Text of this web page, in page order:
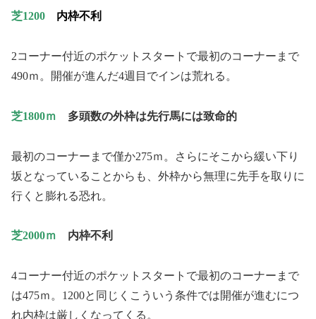
芝1200 内枠不利
2コーナー付近のポケットスタートで最初のコーナーまで
490ｍ。開催が進んだ4週目でインは荒れる。
芝1800ｍ 多頭数の外枠は先行馬には致命的
最初のコーナーまで僅か275ｍ。さらにそこから緩い下り
坂となっていることからも、外枠から無理に先手を取りに
行くと膨れる恐れ。
芝2000ｍ 内枠不利
4コーナー付近のポケットスタートで最初のコーナーまで
は475ｍ。1200と同じくこういう条件では開催が進むにつ
れ内枠は厳しくなってくる。